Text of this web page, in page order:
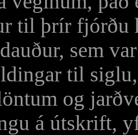
til þrír
sem
til siglu,
og
á útskrift,